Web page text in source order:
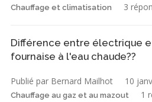
Chauffage et climatisation 3
Différence entre électrique
fournaise à l'eau chaude??
Publié par Bernard Mailhot 10
Chauffage au gaz et au mazout 1